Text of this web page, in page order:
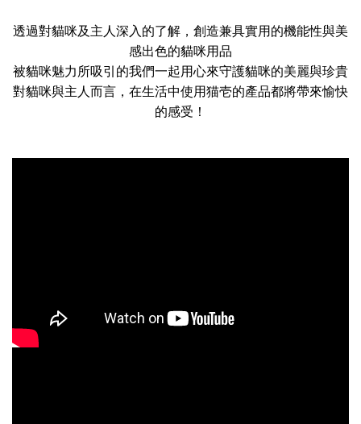
透過對貓咪及主人深入的了解，創造兼具實用的機能性與美
感出色的貓咪用品
被貓咪魅力所吸引的我們一起用心來守護貓咪的美麗與珍貴
對貓咪與主人而言，在生活中使用猫壱的產品都將帶來愉快
的感受！